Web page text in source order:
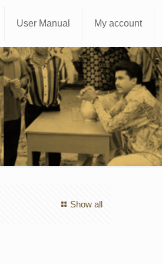
User Manual My account
Show all